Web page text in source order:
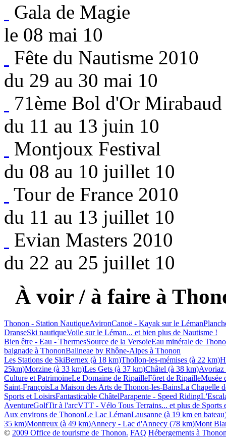
Gala de Magie
le 08 mai 10
Fête du Nautisme 2010
du 29 au 30 mai 10
71ème Bol d'Or Mirabaud
du 11 au 13 juin 10
Montjoux Festival
du 08 au 10 juillet 10
Tour de France 2010
du 11 au 13 juillet 10
Evian Masters 2010
du 22 au 25 juillet 10
À voir / à faire à
Thonon - Station NautiqueAvironCanoë - Kayak sur le Léman
DranseSki nautiqueVoile sur le Léman... et bien plus de Nautisme !
Bien être - Eau - ThermesSource de la VersoieEau minérale de
baignade à ThononBalineae by Rhône-Alpes à Thonon
Les Stations de SkiBernex (à 18 km)Thollon-les-mémises (à 22 km)
25km)Morzine (à 33 km)Les Gets (à 37 km)Châtel (à 38 km)Avoriaz
Culture et PatrimoineLe Domaine de RipailleFôret de RipailleMusée
Saint-FrançoisLa Maison des Arts de Thonon-les-BainsLa Chapelle
Sports et LoisirsFantasticable ChâtelParapente - Speed Riding
AventureGolfTir à l'arcVTT - Vélo Tous Terrains... et plus de Sports
Aux environs de ThononLe Lac LémanLausanne (à 19 km en
35 km)Montreux (à 49 km)Annecy - Lac d'Annecy (78 km)Mont
© 2009 Office de tourisme de Thonon. FAQ Hébergements à